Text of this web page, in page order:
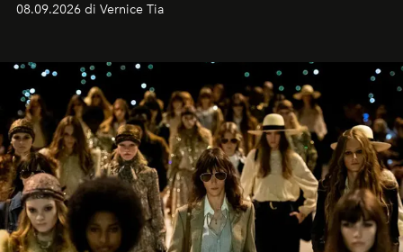
08.09.2026 di Vernice Tia